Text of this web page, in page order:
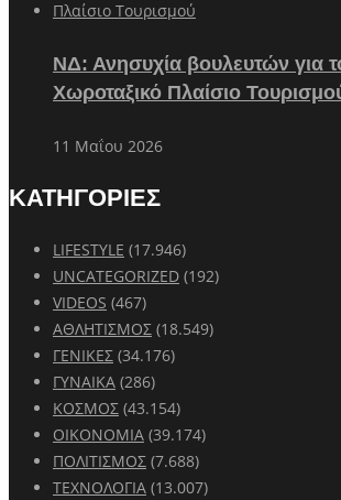
ΝΔ: Ανησυχία βουλευτών για
Χωροταξικό Πλαίσιο
11 Μαΐου 2026
ΚΑΤΗΓΟΡΙΕΣ
LIFESTYLE (17.946)
UNCATEGORIZED (192)
VIDEOS (467)
ΑΘΛΗΤΙΣΜΟΣ (18.549)
ΓΕΝΙΚΕΣ (34.176)
ΓΥΝΑΙΚΑ (286)
ΚΟΣΜΟΣ (43.154)
ΟΙΚΟΝΟΜΙΑ (39.174)
ΠΟΛΙΤΙΣΜΟΣ (7.688)
ΤΕΧΝΟΛΟΓΙΑ (13.007)